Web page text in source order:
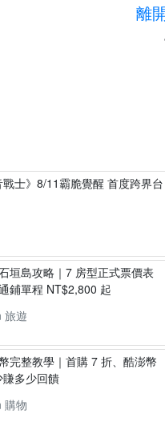
離
士》8/11霸脆覺醒 首度跨界台
垣島攻略｜7 房型正式票價表
鋪單程 NT$2,800 起
旅遊
完整教學｜首購 7 折、酷澎幣
多少回饋
購物